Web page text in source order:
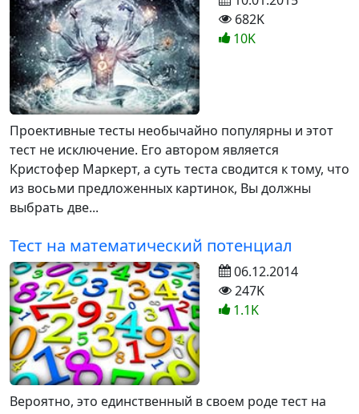
Проективные тесты необычайно популярны и этот
тест не исключение. Его автором является
Кристофер Маркерт, а суть теста сводится к тому, что
из восьми предложенных картинок, Вы должны
выбрать две...
682K
10K
Тест на математический потенциал
Вероятно, это единственный в своем роде тест на
06.12.2014
247K
1.1K